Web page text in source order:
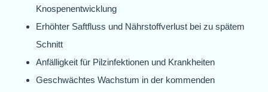
Knospenentwicklung
Erhöhter Saftfluss und Nährstoffverlust bei zu spätem
Schnitt
Anfälligkeit für Pilzinfektionen und Krankheiten
Geschwächtes Wachstum in der kommenden